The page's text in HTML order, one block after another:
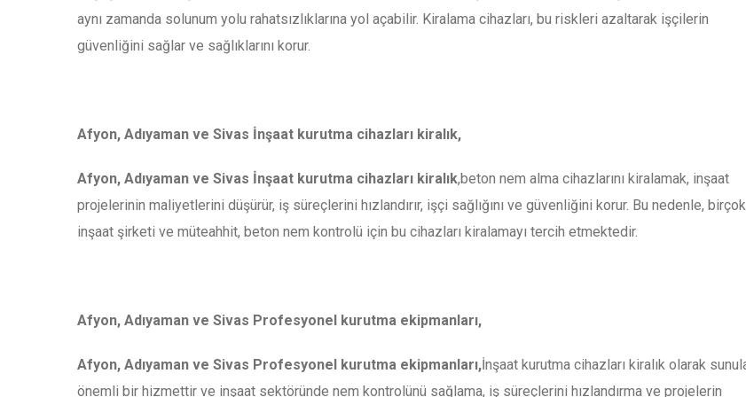
aynı zamanda solunum yolu rahatsızlıklarına yol açabilir. Kiralama cihazları, bu riskleri azaltarak işçilerin
güvenliğini sağlar ve sağlıklarını korur.
Afyon, Adıyaman ve Sivas İnşaat kurutma cihazları kiralık,
Afyon, Adıyaman ve Sivas İnşaat kurutma cihazları kiralık,beton nem alma cihazlarını kiralamak, inşaat
projelerinin maliyetlerini düşürür, iş süreçlerini hızlandırır, işçi sağlığını ve güvenliğini korur. Bu nedenle, birçok
inşaat şirketi ve müteahhit, beton nem kontrolü için bu cihazları kiralamayı tercih etmektedir.
Afyon, Adıyaman ve Sivas Profesyonel kurutma ekipmanları,
Afyon, Adıyaman ve Sivas Profesyonel kurutma ekipmanları,İnşaat kurutma cihazları kiralık olarak
önemli bir hizmettir ve inşaat sektöründe nem kontrolünü sağlama, iş süreçlerini hızlandırma ve projelerin